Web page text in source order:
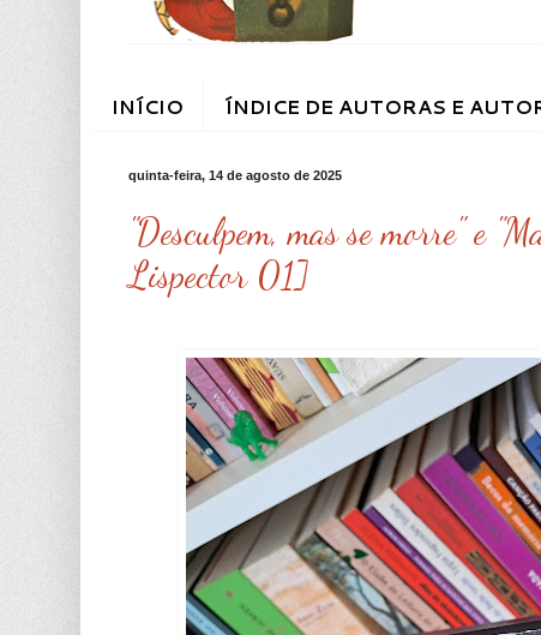
INÍCIO ÍNDICE DE AUTORAS E
quinta-feira, 14 de agosto de 2025
"Desculpem, mas se morre" e
Lispector 01]